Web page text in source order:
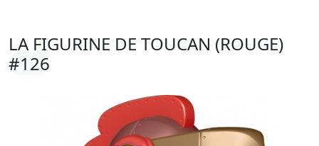
LA FIGURINE DE TOUCAN (ROUGE)
#126